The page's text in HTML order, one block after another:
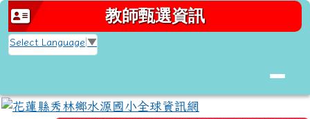
跳至主內容區
花蓮縣秀林鄉水源國小全球資訊網
教師甄選資訊
Select Language ▼